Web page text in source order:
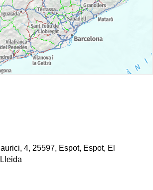
4, 25597, Espot, Espot, El